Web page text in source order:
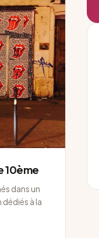
10ème
dans un
à la